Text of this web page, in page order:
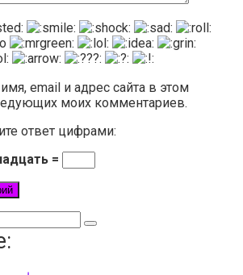
email и адрес сайта в этом
моих комментариев.
ответ цифрами:
=